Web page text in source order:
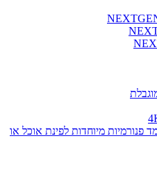
פנורמיות מיוחדות לפינת אוכל או